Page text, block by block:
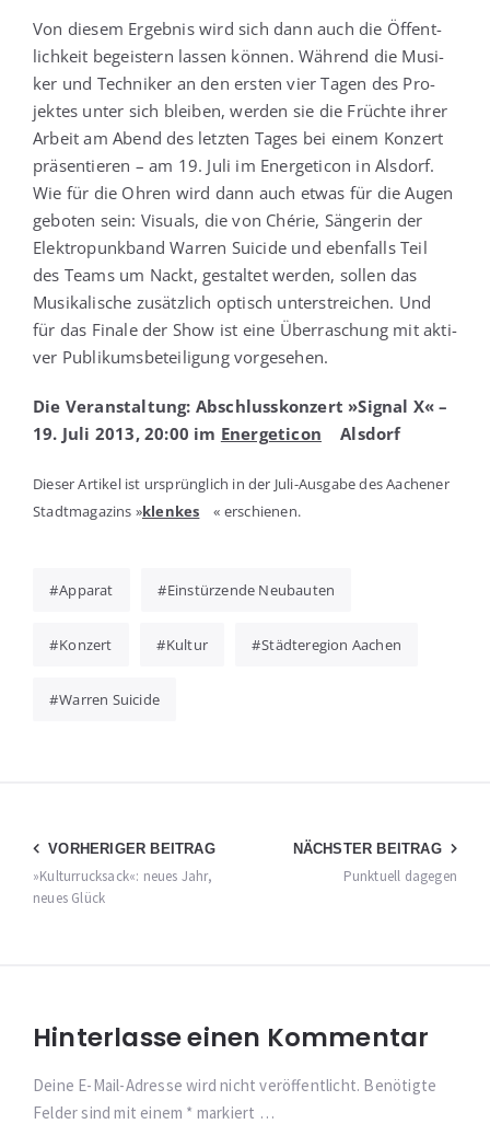
Von die­sem Ergeb­nis wird sich dann auch die Öffent­
lich­keit begeis­tern las­sen kön­nen. Wäh­rend die Musi­
ker und Tech­ni­ker an den ers­ten vier Tagen des Pro­
jek­tes unter sich blei­ben, wer­den sie die Früch­te ihrer
Arbeit am Abend des letz­ten Tages bei einem Kon­zert
prä­sen­tie­ren – am 19. Juli im Ener­ge­ti­con in Als­dorf.
Wie für die Ohren wird dann auch etwas für die Augen
gebo­ten sein: Visu­als, die von Ché­rie, Sän­ge­rin der
Elek­tro­punk­band War­ren Sui­ci­de und eben­falls Teil
des Teams um Nackt, gestal­tet wer­den, sol­len das
Musi­ka­li­sche zusätz­lich optisch unter­strei­chen. Und
für das Fina­le der Show ist eine Über­ra­schung mit akti­
ver Publi­kums­be­tei­li­gung vorgesehen.
Die Ver­an­stal­tung: Abschluss­kon­zert »Signal X« –
19. Juli 2013, 20:00 im Ener­ge­ti­con Alsdorf
Die­ser Arti­kel ist ursprüng­lich in der Juli-Aus­ga­be des Aache­ner
Stadt­ma­ga­zins »klen­kes « erschie­nen.
Apparat Einstürzende Neubauten
Konzert Kultur Städteregion Aachen
Warren Suicide
Beitragsnavigation
VORHERIGER BEITRAG
»Kulturrucksack«: neues Jahr,
neues Glück
NÄCHSTER BEITRAG
Punktuell dagegen
Hinterlasse einen Kommentar
Deine E-Mail-Adresse wird nicht veröffentlicht. Benötigte
Felder sind mit einem * markiert …